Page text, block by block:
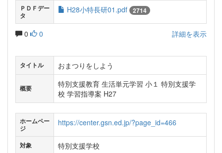
ＰＤＦデー
タ
H28小特長研01.pdf 2714
0 0 詳細を表示
タイトル おまつりをしよう
概要
特別支援教育 生活単元学習 小１ 特別支援学
校 学習指導案 H27
ホームペー
ジ
https://center.gsn.ed.jp/?page_id=466
対象 特別支援学校